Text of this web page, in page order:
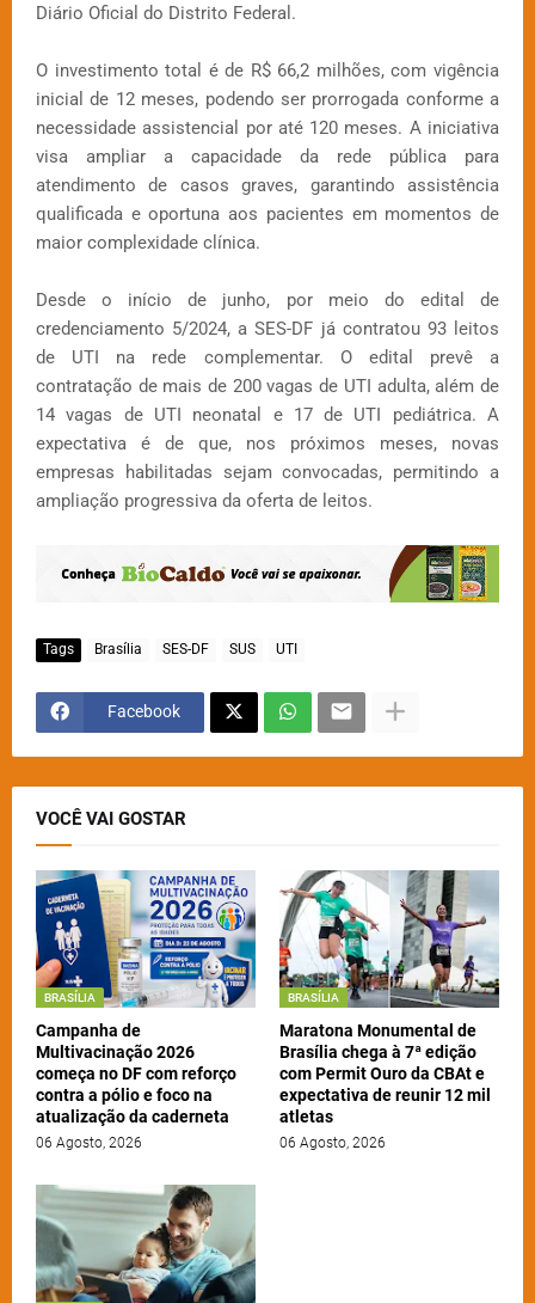
Diário Oficial do Distrito Federal.
O investimento total é de R$ 66,2 milhões, com vigência
inicial de 12 meses, podendo ser prorrogada conforme a
necessidade assistencial por até 120 meses. A iniciativa
visa ampliar a capacidade da rede pública para
atendimento de casos graves, garantindo assistência
qualificada e oportuna aos pacientes em momentos de
maior complexidade clínica.
Desde o início de junho, por meio do edital de
credenciamento 5/2024, a SES-DF já contratou 93 leitos
de UTI na rede complementar. O edital prevê a
contratação de mais de 200 vagas de UTI adulta, além de
14 vagas de UTI neonatal e 17 de UTI pediátrica. A
expectativa é de que, nos próximos meses, novas
empresas habilitadas sejam convocadas, permitindo a
ampliação progressiva da oferta de leitos.
Tags Brasília SES-DF SUS UTI
Facebook
VOCÊ VAI GOSTAR
BRASÍLIA
Campanha de
Multivacinação 2026
começa no DF com reforço
contra a pólio e foco na
atualização da caderneta
06 Agosto, 2026
BRASÍLIA
Maratona Monumental de
Brasília chega à 7ª edição
com Permit Ouro da CBAt e
expectativa de reunir 12 mil
atletas
06 Agosto, 2026